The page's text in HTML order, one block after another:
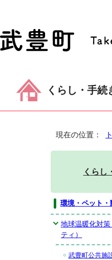
くらし・手続
現在の位置：
くらし
環境・ペット・
地球温暖化対
ティ）
武豊町公共施